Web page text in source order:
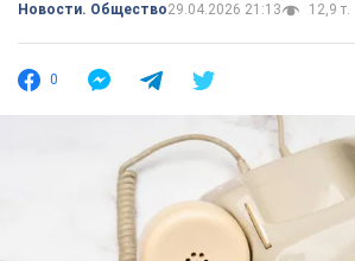
Новости. Общество29.04.2026 21:13 12,9 т.
0